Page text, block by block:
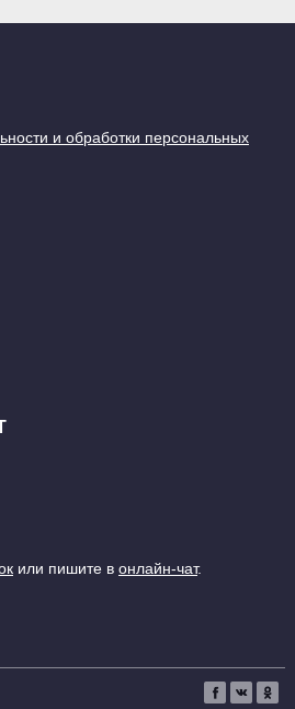
и обработки персональных
или пишите в онлайн-чат.